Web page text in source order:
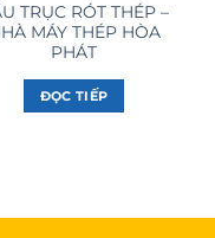
TRỤC RÓT THÉP –
MÁY THÉP HÒA
PHÁT
ĐỌC TIẾP